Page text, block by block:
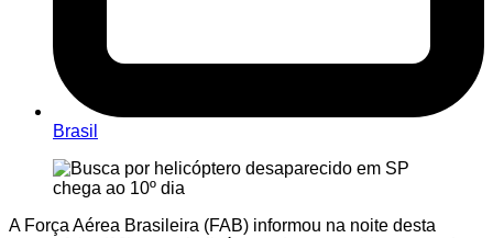
Brasil
A Força Aérea Brasileira (FAB) informou na noite desta